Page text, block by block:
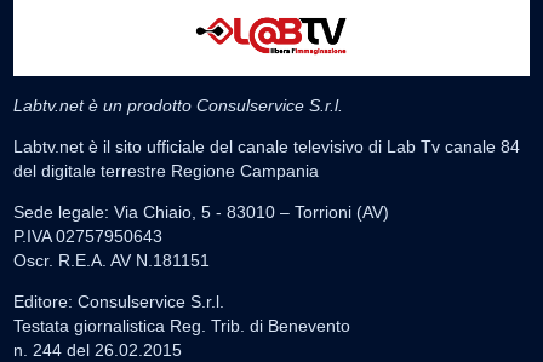
Labtv.net è un prodotto Consulservice S.r.l.
Labtv.net è il sito ufficiale del canale televisivo di Lab Tv canale 84
del digitale terrestre Regione Campania
Sede legale: Via Chiaio, 5 - 83010 – Torrioni (AV)
P.IVA 02757950643
Oscr. R.E.A. AV N.181151
Editore: Consulservice S.r.l.
Testata giornalistica Reg. Trib. di Benevento
n. 244 del 26.02.2015